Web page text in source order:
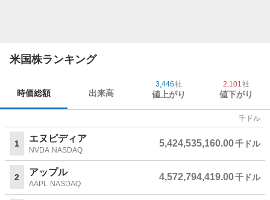
米国株ランキング
時価総額 出来高
3,446社
値上がり
2,101社
値下がり
千ドル
1 エヌビディア
NVDA NASDAQ
5,424,535,160.00千ドル
2 アップル
AAPL NASDAQ
4,572,794,419.00千ドル